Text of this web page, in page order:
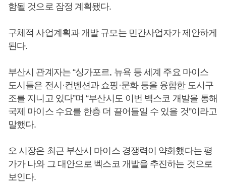
함될 것으로 잠정 계획됐다.
구체적 사업계획과 개발 규모는 민간사업자가 제안하게
된다.
부산시 관계자는 “싱가포르, 뉴욕 등 세계 주요 마이스
도시들은 전시·컨벤션과 쇼핑·문화 등을 융합한 도시구
조를 지니고 있다”며 “부산시도 이번 벡스코 개발을 통해
국제 마이스 수요를 한층 더 끌어들일 수 있을 것”이라고
말했다.
오 시장은 최근 부산시 마이스 경쟁력이 약화했다는 평
가가 나와 그 대안으로 벡스코 개발을 추진하는 것으로
보인다.